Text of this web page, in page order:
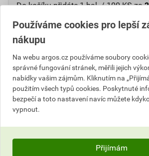
Do košíku přidáte1 bal. / 100 KSza
Číslo položky:
Popis
Používáme cookies pro lepší
nákupu
Na webu argos.cz používáme soubory
správné fungování stránek, měřili jejich
nabídky vašim zájmům. Kliknutím na
použitím všech typů cookies. Poskytnuté
bezpečí a toto nastavení navíc můžete
vypnout.
Přijímám